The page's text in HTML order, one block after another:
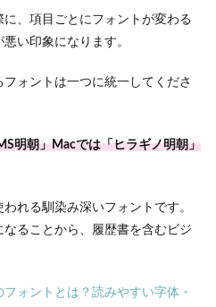
、項目ごとにフォントが変わる
い印象になります。
ォントは一つに統一してくださ
明朝」Macでは「ヒラギノ明朝」
れる馴染み深いフォントです。
ることから、履歴書を含むビジ
ォントとは？読みやすい字体・